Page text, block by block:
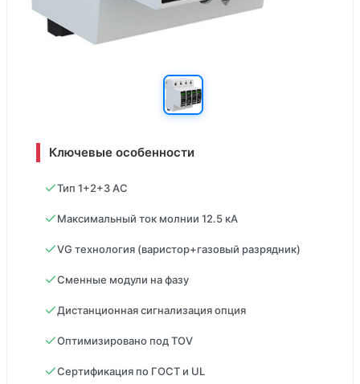
Ключевые особенности
Тип 1+2+3 AC
Максимальный ток молнии 12.5 кА
VG технология (варистор+газовый разрядник)
Сменные модули на фазу
Дистанционная сигнализация опция
Оптимизировано под TOV
Сертификация по ГОСТ и UL